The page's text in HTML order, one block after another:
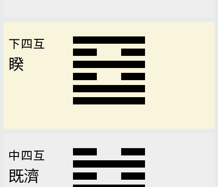
下四互
睽
中四互
既濟